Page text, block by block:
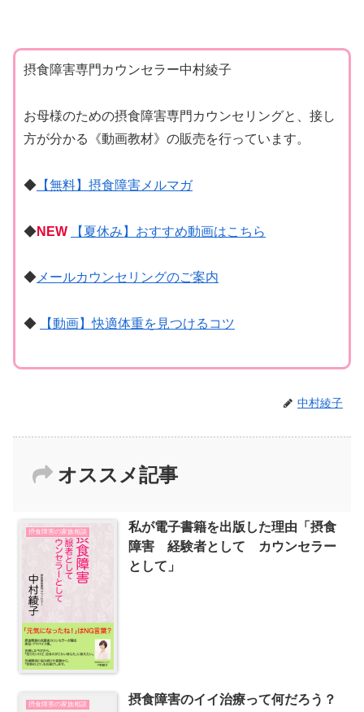
摂食障害専門カウンセラー中村綾子
お母様のための摂食障害専門カウンセリングと、接し
方が分かる《動画教材》の販売を行っています。
◆ 【無料】摂食障害メルマガ
◆NEW 【夏休み】おすすめ動画はこちら
◆ メールカウンセリングのご案内
◆ 【動画】快適体重を見つけるコツ
中村綾子
オススメ記事
摂食障害の家族相談
私が電子書籍を出版した理由「摂食
障害 経験者として カウンセラー
として」
摂食障害の家族相談 摂食障害のイイ治療って何だろう？